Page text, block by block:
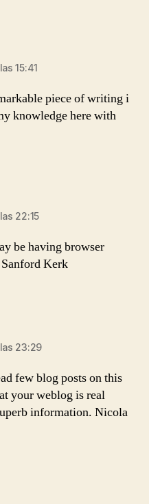
15:41
piece of writing i
knowledge here with
22:15
be having browser
Kerk
23:29
few blog posts on this
your weblog is real
information. Nicola